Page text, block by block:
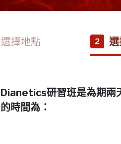
選擇地點 2
Dianetics研習班是為期兩
的時間為：